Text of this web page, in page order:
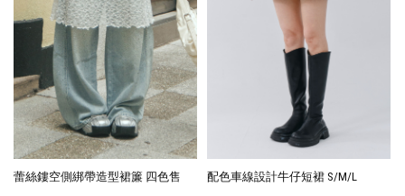
蕾絲鏤空側綁帶造型裙簾 四色售 配色車線設計牛仔短裙 S/M/L